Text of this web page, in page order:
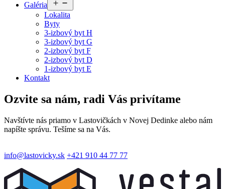
Galéria
menu
Lokalita
Byty
3-izbový byt H
3-izbový byt G
2-izbový byt F
2-izbový byt D
1-izbový byt E
Kontakt
Ozvite sa nám, radi Vás privítame
Navštívte nás priamo v Lastovičkách v Novej Dedinke alebo nám
napíšte správu. Tešíme sa na Vás.
info@lastovicky.sk +421 910 44 77 77